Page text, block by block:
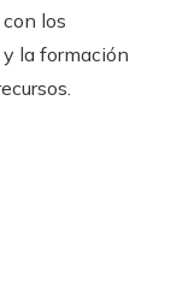
los
la formación